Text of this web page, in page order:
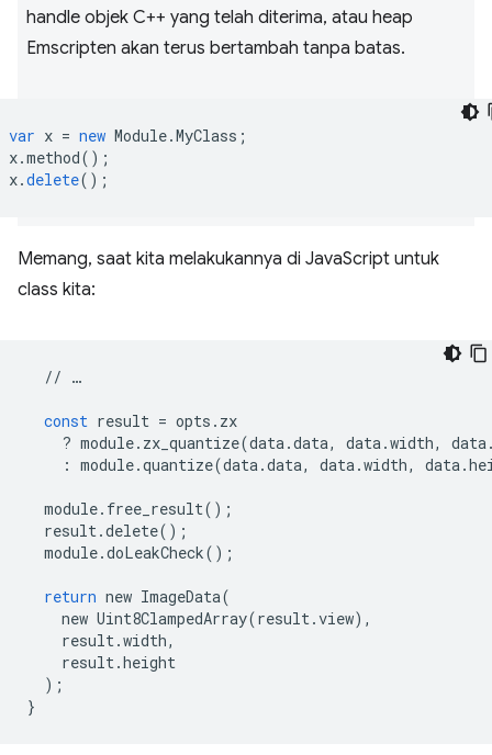
handle objek C++ yang telah diterima, atau heap
Emscripten akan terus bertambah tanpa batas.
var x = new Module.MyClass ;
x.method();
x.delete();
Memang, saat kita melakukannya di JavaScript untuk
class kita:
// …
const result = opts . zx
? module. zx_quantize(data.data, data.width, data
: module.quantize(data.data, data.width, data.
module. free_result();
result.delete();
module.doLeakCheck();
return new ImageData(
new Uint8ClampedArray(result.view),
result.width,
result.height
);
}